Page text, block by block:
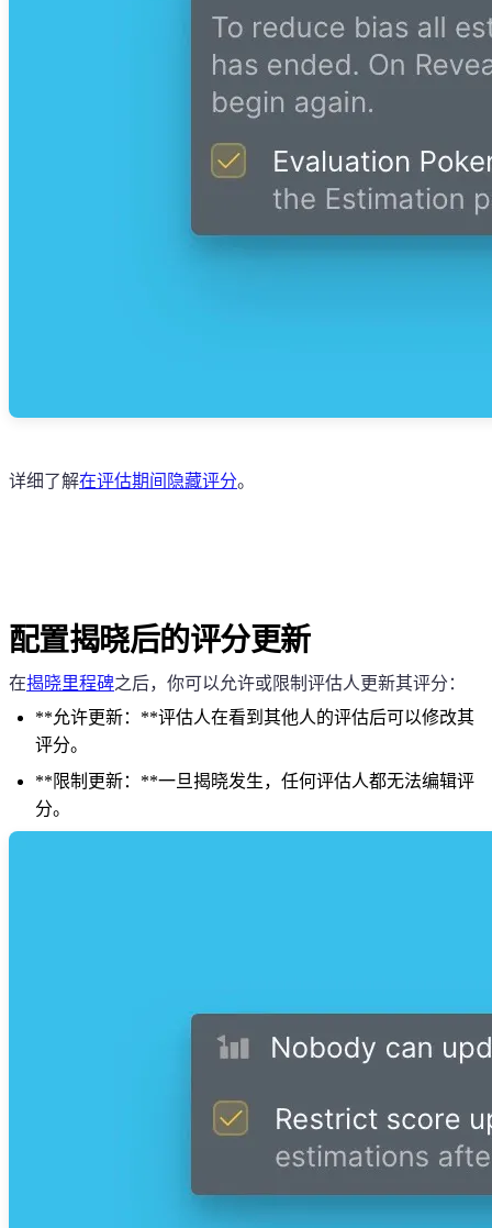
详细了解在评估期间隐藏评分。
配置揭晓后的评分更新
在揭晓里程碑之后，你可以允许或限制评估人更新其评分：
**允许更新：**评估人在看到其他人的评估后可以修改其
评分。
**限制更新：**一旦揭晓发生，任何评估人都无法编辑评
分。